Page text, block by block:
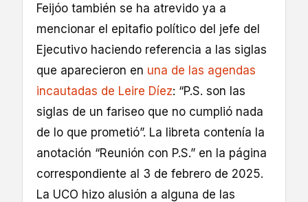
Feijóo también se ha atrevido ya a
mencionar el epitafio político del jefe del
Ejecutivo haciendo referencia a las siglas
que aparecieron en una de las agendas
incautadas de Leire Díez: “P.S. son las
siglas de un fariseo que no cumplió nada
de lo que prometió”. La libreta contenía la
anotación “Reunión con P.S.” en la página
correspondiente al 3 de febrero de 2025.
La UCO hizo alusión a alguna de las